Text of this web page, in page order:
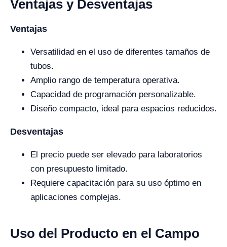
Ventajas y Desventajas
Ventajas
Versatilidad en el uso de diferentes tamaños de
tubos.
Amplio rango de temperatura operativa.
Capacidad de programación personalizable.
Diseño compacto, ideal para espacios reducidos.
Desventajas
El precio puede ser elevado para laboratorios
con presupuesto limitado.
Requiere capacitación para su uso óptimo en
aplicaciones complejas.
Uso del Producto en el Campo